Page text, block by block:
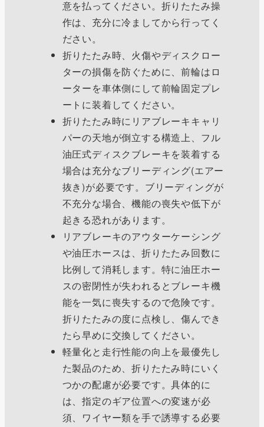
意を払ってください。折りたたみ操
作は、充分に冷ましてから行ってく
ださい。
折りたたみ時、火傷やディスクロー
ターの損傷を防ぐために、前輪はロ
ーターを車体側にして前輪固定プレ
ートに装着してください。
折りたたみ時にリアブレーキキャリ
パーの天地が倒立する構造上、フル
油圧式ディスクブレーキを装着する
場合は充分なブリーディング(エアー
抜き)が必要です。ブリーディングが
不充分な場合、機能の喪失や低下が
起きる恐れがあります。
リアブレーキのアウターケーシング
や油圧ホースは、折りたたみ回数に
比例して消耗します。特に油圧ホー
スの密閉性が失われるとブレーキ機
能を一気に喪失するので危険です。
折りたたみの度に点検し、傷んでき
たら早めに交換してください。
軽量化と走行性能の向上を最優先し
た製品のため、折りたたみ時にいく
つかの配慮が必要です。具体的に
は、指定のギア位置への変速が必
須、ワイヤー類を手で誘導する必要